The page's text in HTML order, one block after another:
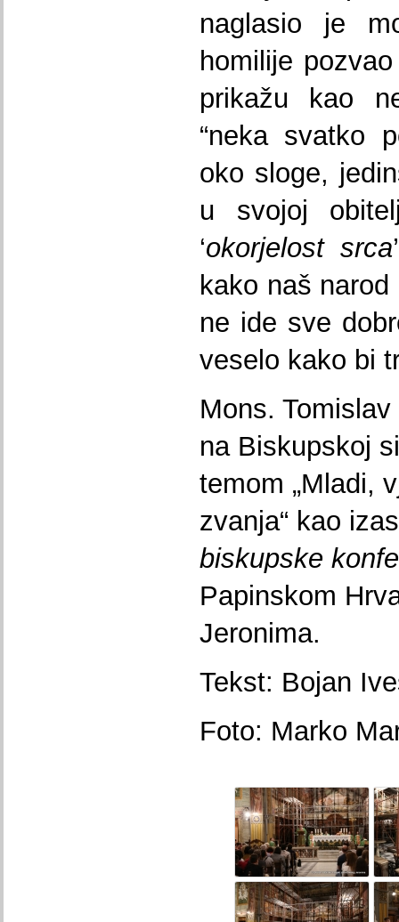
naglasio je
homilije
prikažu kao
“neka svatko
oko sloge,
u svojoj
‘okorjelost srca
kako naš narod
ne ide sve
veselo kako bi
Mons.
na Biskupskoj
temom „Mladi,
zvanja“ kao
biskupske
Papinskom
Jeronima.
Tekst: Bojan
Foto: Marko